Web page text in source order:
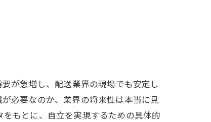
が急増し、配送業界の現場でも安定し
必要なのか、業界の将来性は本当に見
もとに、自立を実現するための具体的